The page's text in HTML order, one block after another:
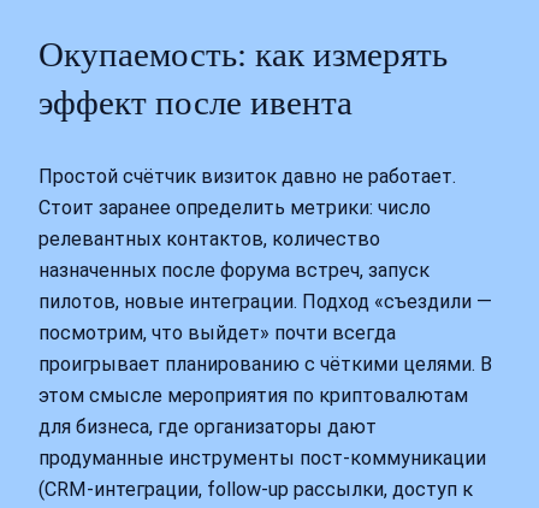
Окупаемость: как измерять
эффект после ивента
Простой счётчик визиток давно не работает.
Стоит заранее определить метрики: число
релевантных контактов, количество
назначенных после форума встреч, запуск
пилотов, новые интеграции. Подход «съездили —
посмотрим, что выйдет» почти всегда
проигрывает планированию с чёткими целями. В
этом смысле мероприятия по криптовалютам
для бизнеса, где организаторы дают
продуманные инструменты пост‑коммуникации
(CRM‑интеграции, follow‑up рассылки, доступ к